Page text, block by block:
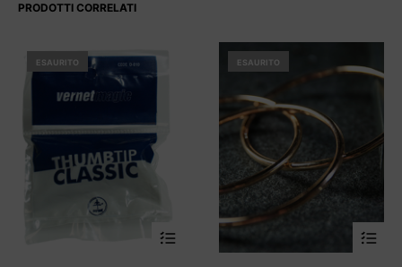
PRODOTTI CORRELATI
ESAURITO ESAURITO